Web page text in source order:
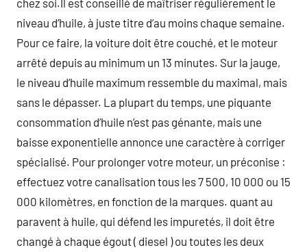
chez soi.Il est conseillé de maîtriser régulièrement le
niveau d’huile, à juste titre d’au moins chaque semaine.
Pour ce faire, la voiture doit être couché, et le moteur
arrêté depuis au minimum un 13 minutes. Sur la jauge,
le niveau d’huile maximum ressemble du maximal, mais
sans le dépasser. La plupart du temps, une piquante
consommation d’huile n’est pas génante, mais une
baisse exponentielle annonce une caractère à corriger
spécialisé. Pour prolonger votre moteur, un préconise :
effectuez votre canalisation tous les 7 500, 10 000 ou 15
000 kilomètres, en fonction de la marques. quant au
paravent à huile, qui défend les impuretés, il doit être
changé à chaque égout ( diesel ) ou toutes les deux